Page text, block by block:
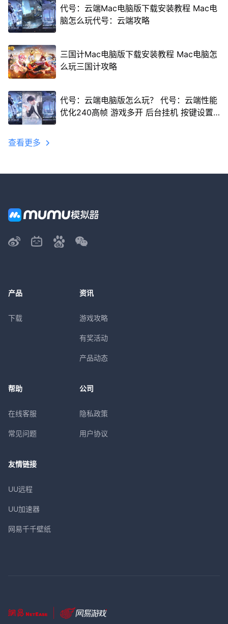
代号：云端Mac电脑版下载安装教程 Mac电
脑怎么玩代号：云端攻略
三国计Mac电脑版下载安装教程 Mac电脑怎
么玩三国计攻略
代号：云端电脑版怎么玩？ 代号：云端性能
优化240高帧 游戏多开 后台挂机 按键设置
查看更多
产品
下载
资讯
游戏攻略
有奖活动
产品动态
帮助
在线客服
常见问题
公司
隐私政策
用户协议
友情链接
UU远程
UU加速器
网易千千壁纸